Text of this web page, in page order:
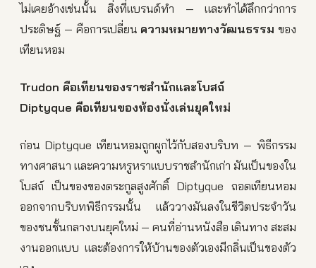
ไม่เคยอ้างเช่นนั้น สิ่งที่แบรนด์ทำ — และทำได้ลึกกว่าการ
ประดิษฐ์ — คือการเปลี่ยน ความหมายทางวัฒนธรรม ของ
เทียนหอม
Trudon คือเทียนของราชสำนักและโบสถ์
Diptyque คือเทียนของห้องนั่งเล่นยุคใหม่
ก่อน Diptyque เทียนหอมถูกผูกไว้กับสองบริบท — พิธีกรรม
ทางศาสนา และความหรูหราแบบราชสำนักเก่า มันเป็นของใน
โบสถ์ เป็นของของตระกูลสูงศักดิ์ Diptyque ถอดเทียนหอม
ออกจากบริบทพิธีกรรมนั้น แล้ววางมันลงในชีวิตประจำวัน
ของชนชั้นกลางบนยุคใหม่ — คนที่อ่านหนังสือ เดินทาง สะสม
งานออกแบบ และต้องการให้บ้านของตัวเองมีกลิ่นเป็นของตัว